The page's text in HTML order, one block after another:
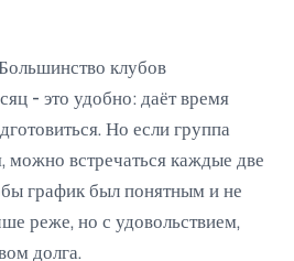
клубов
- это удобно: даёт время
Но если группа
можно встречаться каждые две
график был понятным и не
реже, но с удовольствием,
долга.